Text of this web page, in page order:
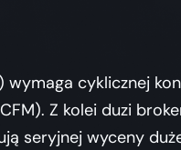
wymaga cyklicznej
Z kolei duzi
seryjnej wyceny